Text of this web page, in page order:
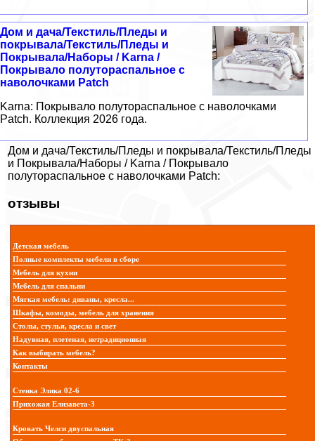
Дом и дача/Текстиль/Пледы и
покрывала/Текстиль/Пледы и
Покрывала/Наборы / Karna /
Покрывало полутораспальное с
наволочками Patch
Karna: Покрывало полутораспальное с наволочками
Patch. Коллекция 2026 года.
Дом и дача/Текстиль/Пледы и покрывала/Текстиль/Пледы
и Покрывала/Наборы / Karna / Покрывало
полутораспальное с наволочками Patch:
отзывы
Детская мебель
Полные комплекты мебели в сборе
Мебель для кухни
Мебель для спальни
Мягкая мебель: диваны, кресла...
Шкафы, комоды, мебель для хранения
Столы, стулья, кресла и свет
Надувная, плетеная, нетрадиционная
Как выбирать мебель?
Контакты
Стенка Элика 02-6
Прихожая Елизавета-3
Кровать Челси двуспальная